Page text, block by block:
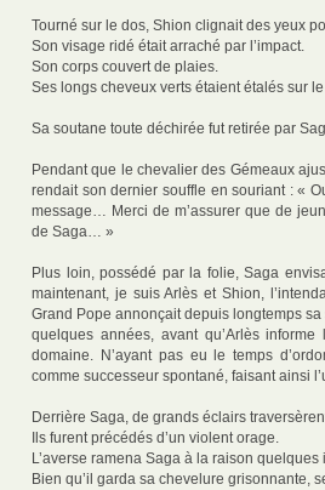
Tourné sur le dos, Shion clignait des yeux
Son visage ridé était arraché par l’impact.
Son corps couvert de plaies.
Ses longs cheveux verts étaient étalés sur
Sa soutane toute déchirée fut retirée par
Pendant que le chevalier des Gémeaux
rendait son dernier souffle en souriant : «
message… Merci de m’assurer que de
de Saga… »
Plus loin, possédé par la folie, Saga
maintenant, je suis Arlès et Shion,
Grand Pope annonçait depuis longtemps
quelques années, avant qu’Arlès
domaine. N’ayant pas eu le temps
comme successeur spontané, faisant
Derrière Saga, de grands éclairs
Ils furent précédés d’un violent orage.
L’averse ramena Saga à la raison quelques
Bien qu’il garda sa chevelure grisonnante,